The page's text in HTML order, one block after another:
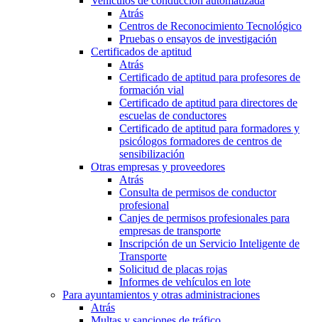
Atrás
Centros de Reconocimiento Tecnológico
Pruebas o ensayos de investigación
Certificados de aptitud
Atrás
Certificado de aptitud para profesores de
formación vial
Certificado de aptitud para directores de
escuelas de conductores
Certificado de aptitud para formadores y
psicólogos formadores de centros de
sensibilización
Otras empresas y proveedores
Atrás
Consulta de permisos de conductor
profesional
Canjes de permisos profesionales para
empresas de transporte
Inscripción de un Servicio Inteligente de
Transporte
Solicitud de placas rojas
Informes de vehículos en lote
Para ayuntamientos y otras administraciones
Atrás